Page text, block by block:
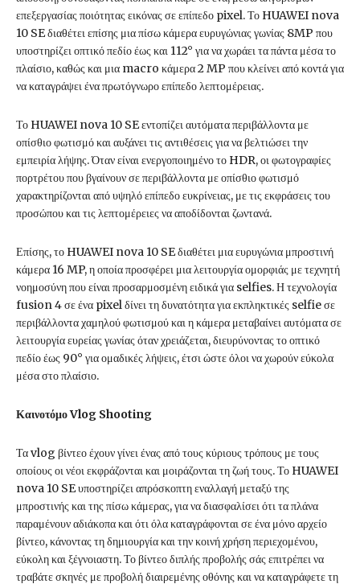
επεξεργασίας ποιότητας εικόνας σε επίπεδο pixel. Το HUAWEI nova
10 SE διαθέτει επίσης μια πίσω κάμερα ευρυγώνιας γωνίας 8MP που
υποστηρίζει οπτικό πεδίο έως και 112° για να χωράει τα πάντα μέσα το
πλαίσιο, καθώς και μια macro κάμερα 2 MP που κλείνει από κοντά για
να καταγράψει ένα πρωτόγνωρο επίπεδο λεπτομέρειας.
Το HUAWEI nova 10 SE εντοπίζει αυτόματα περιβάλλοντα με
οπίσθιο φωτισμό και αυξάνει τις αντιθέσεις για να βελτιώσει την
εμπειρία λήψης. Όταν είναι ενεργοποιημένο το HDR, οι φωτογραφίες
πορτρέτου που βγαίνουν σε περιβάλλοντα με οπίσθιο φωτισμό
χαρακτηρίζονται από υψηλό επίπεδο ευκρίνειας, με τις εκφράσεις του
προσώπου και τις λεπτομέρειες να αποδίδονται ζωντανά.
Επίσης, το HUAWEI nova 10 SE διαθέτει μια ευρυγώνια μπροστινή
κάμερα 16 MP, η οποία προσφέρει μια λειτουργία ομορφιάς με τεχνητή
νοημοσύνη που είναι προσαρμοσμένη ειδικά για selfies. Η τεχνολογία
fusion 4 σε ένα pixel δίνει τη δυνατότητα για εκπληκτικές selfie σε
περιβάλλοντα χαμηλού φωτισμού και η κάμερα μεταβαίνει αυτόματα σε
λειτουργία ευρείας γωνίας όταν χρειάζεται, διευρύνοντας το οπτικό
πεδίο έως 90° για ομαδικές λήψεις, έτσι ώστε όλοι να χωρούν εύκολα
μέσα στο πλαίσιο.
Καινοτόμο Vlog Shooting
Τα vlog βίντεο έχουν γίνει ένας από τους κύριους τρόπους με τους
οποίους οι νέοι εκφράζονται και μοιράζονται τη ζωή τους. Το HUAWEI
nova 10 SE υποστηρίζει απρόσκοπτη εναλλαγή μεταξύ της
μπροστινής και της πίσω κάμερας, για να διασφαλίσει ότι τα πλάνα
παραμένουν αδιάκοπα και ότι όλα καταγράφονται σε ένα μόνο αρχείο
βίντεο, κάνοντας τη δημιουργία και την κοινή χρήση περιεχομένου,
εύκολη και ξέγνοιαστη. Το βίντεο διπλής προβολής σάς επιτρέπει να
τραβάτε σκηνές με προβολή διαιρεμένης οθόνης και να καταγράφετε τη